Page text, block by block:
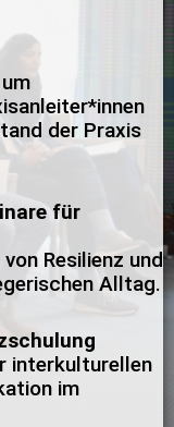
der Praxis
für
Resilienz und
Alltag.
interkulturellen
im